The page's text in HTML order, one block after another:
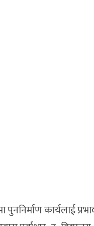
पुननिर्माण कार्यलाई